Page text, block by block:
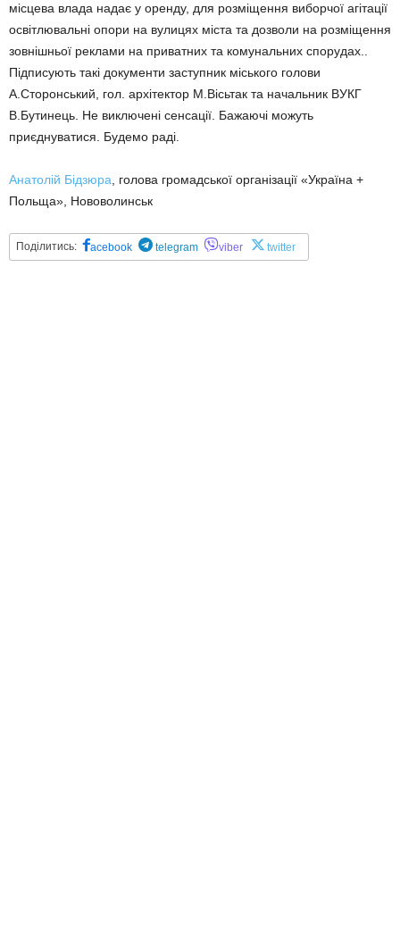
місцева влада надає у оренду, для розміщення виборчої агітації
освітлювальні опори на вулицях міста та дозволи на розміщення
зовнішньої реклами на приватних та комунальних спорудах..
Підписують такі документи заступник міського голови
А.Сторонський, гол. архітектор М.Вісьтак та начальник ВУКГ
В.Бутинець. Не виключені сенсації. Бажаючі можуть
приєднуватися. Будемо раді.
Анатолій Бідзюра , голова громадської організації «Україна +
Польща», Нововолинськ
Поділитись: acebook telegram viber twitter